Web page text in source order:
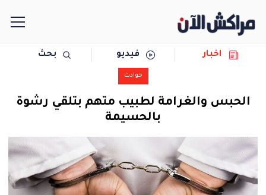
رياضة
حوادث
اخبار فيديو بحث
حوادث
الحبس والغرامة لطبيب متهم بتلقي رشوة
بالحسيمة